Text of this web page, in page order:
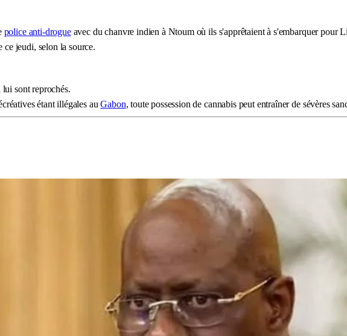
police anti-drogueavec du chanvre indien à Ntoum où ils s'apprêtaient à s'embarquer pour
ce jeudi, selon la source.
sont reprochés.
étant illégales auGabon, toute possession de cannabis peut entraîner de sévères